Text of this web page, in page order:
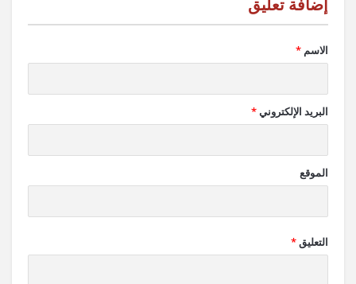
الاسم *
البريد الإلكتروني*
الموقع
التعليق*